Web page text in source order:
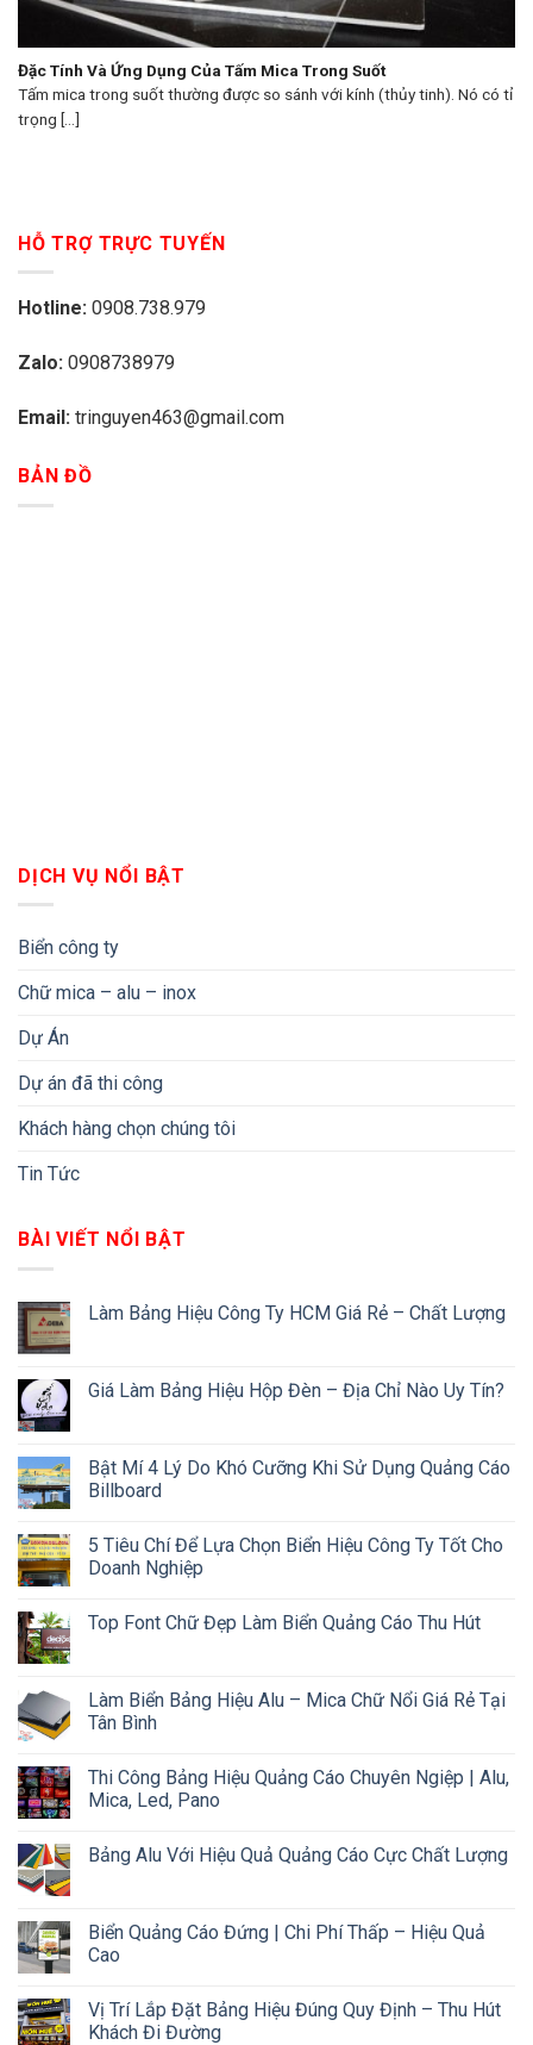
Đặc Tính Và Ứng Dụng Của Tấm Mica Trong Suốt
Tấm mica trong suốt thường được so sánh với kính (thủy tinh). Nó có tỉ
trọng [...]
HỖ TRỢ TRỰC TUYẾN
Hotline: 0908.738.979
Zalo: 0908738979
Email: tringuyen463@gmail.com
BẢN ĐỒ
DỊCH VỤ NỔI BẬT
Biển công ty
Chữ mica – alu – inox
Dự Án
Dự án đã thi công
Khách hàng chọn chúng tôi
Tin Tức
BÀI VIẾT NỔI BẬT
Làm Bảng Hiệu Công Ty HCM Giá Rẻ – Chất Lượng
Giá Làm Bảng Hiệu Hộp Đèn – Địa Chỉ Nào Uy Tín?
Bật Mí 4 Lý Do Khó Cưỡng Khi Sử Dụng Quảng Cáo
Billboard
5 Tiêu Chí Để Lựa Chọn Biển Hiệu Công Ty Tốt Cho
Doanh Nghiệp
Top Font Chữ Đẹp Làm Biển Quảng Cáo Thu Hút
Làm Biển Bảng Hiệu Alu – Mica Chữ Nổi Giá Rẻ Tại
Tân Bình
Thi Công Bảng Hiệu Quảng Cáo Chuyên Ngiệp | Alu,
Mica, Led, Pano
Bảng Alu Với Hiệu Quả Quảng Cáo Cực Chất Lượng
Biển Quảng Cáo Đứng | Chi Phí Thấp – Hiệu Quả
Cao
Vị Trí Lắp Đặt Bảng Hiệu Đúng Quy Định – Thu Hút
Khách Đi Đường